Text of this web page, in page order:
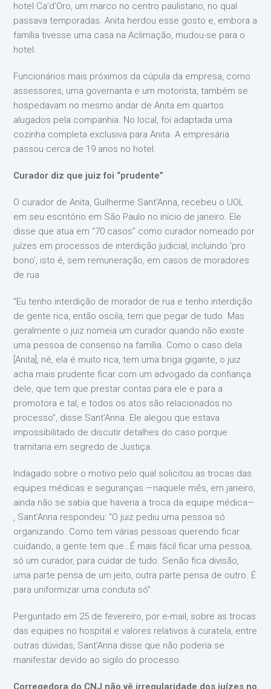
hotel Ca’d’Oro, um marco no centro paulistano, no qual
passava temporadas. Anita herdou esse gosto e, embora a
família tivesse uma casa na Aclimação, mudou-se para o
hotel.
Funcionários mais próximos da cúpula da empresa, como
assessores, uma governanta e um motorista, também se
hospedavam no mesmo andar de Anita em quartos
alugados pela companhia. No local, foi adaptada uma
cozinha completa exclusiva para Anita. A empresária
passou cerca de 19 anos no hotel.
Curador diz que juiz foi “prudente”
O curador de Anita, Guilherme Sant’Anna, recebeu o UOL
em seu escritório em São Paulo no início de janeiro. Ele
disse que atua em “70 casos” como curador nomeado por
juízes em processos de interdição judicial, incluindo ‘pro
bono’, isto é, sem remuneração, em casos de moradores
de rua.
“Eu tenho interdição de morador de rua e tenho interdição
de gente rica, então oscila, tem que pegar de tudo. Mas
geralmente o juiz nomeia um curador quando não existe
uma pessoa de consenso na família. Como o caso dela
[Anita], né, ela é muito rica, tem uma briga gigante, o juiz
acha mais prudente ficar com um advogado da confiança
dele, que tem que prestar contas para ele e para a
promotora e tal, e todos os atos são relacionados no
processo”, disse Sant’Anna. Ele alegou que estava
impossibilitado de discutir detalhes do caso porque
tramitaria em segredo de Justiça.
Indagado sobre o motivo pelo qual solicitou as trocas das
equipes médicas e seguranças —naquele mês, em janeiro,
ainda não se sabia que haveria a troca da equipe médica—
, Sant’Anna respondeu: “O juiz pediu uma pessoa só
organizando. Como tem várias pessoas querendo ficar
cuidando, a gente tem que…É mais fácil ficar uma pessoa,
só um curador, para cuidar de tudo. Senão fica divisão,
uma parte pensa de um jeito, outra parte pensa de outro. É
para uniformizar uma conduta só”.
Perguntado em 25 de fevereiro, por e-mail, sobre as trocas
das equipes no hospital e valores relativos à curatela, entre
outras dúvidas, Sant’Anna disse que não poderia se
manifestar devido ao sigilo do processo.
Corregedora do CNJ não vê irregularidade dos juízes no